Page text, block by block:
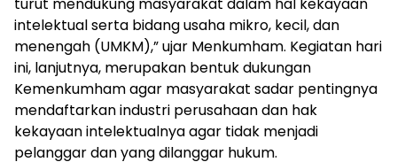
turut mendukung masyarakat dalam hal kekayaan
intelektual serta bidang usaha mikro, kecil, dan
menengah (UMKM),” ujar Menkumham. Kegiatan hari
ini, lanjutnya, merupakan bentuk dukungan
Kemenkumham agar masyarakat sadar pentingnya
mendaftarkan industri perusahaan dan hak
kekayaan intelektualnya agar tidak menjadi
pelanggar dan yang dilanggar hukum.